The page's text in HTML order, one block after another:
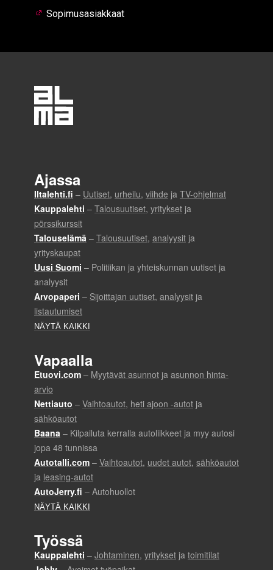
Sopimusasiakkaat